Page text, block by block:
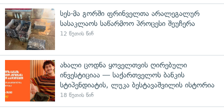
სეს-მა გორში ფრინველთა არალეგალურ
სასაკლაოს საწარმოო პროცესი შეუჩერა
12 წუთის წინ
ახალი ცოდნა ყოველთვის ღირებული
ინვესტიციაა — საქართველოს ბანკის
სტიპენდიატის, ლუკა ბესტავაშვილის ისტორია
18 წუთის წინ